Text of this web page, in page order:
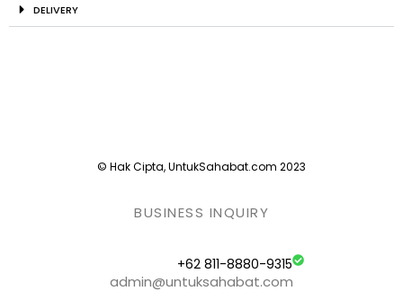
DELIVERY
© Hak Cipta, UntukSahabat.com 2023
BUSINESS INQUIRY
+62 811-8880-9315
admin@untuksahabat.com